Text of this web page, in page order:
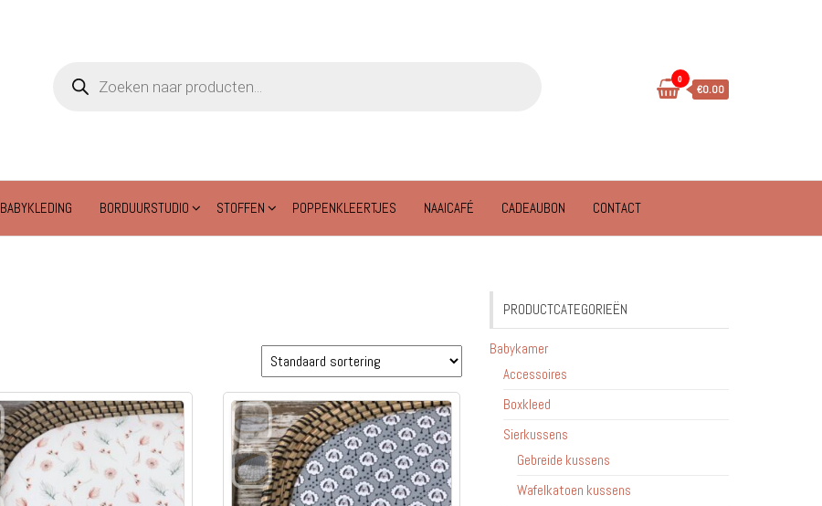
zoeken 0
€0.00
BABYKLEDING BORDUURSTUDIO STOFFEN POPPENKLEERTJES NAAICAFÉ CADEAUBON CONTACT
PRODUCTCATEGORIEËN
Babykamer
Accessoires
Boxkleed
Sierkussens
Gebreide kussens
Wafelkatoen kussens